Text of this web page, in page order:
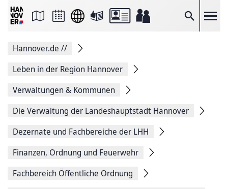
Suche
Seite
Facebook
teilen
Seitenlink
Seite
Hannover.de //
Leben in der Region Hannover
Verwaltungen & Kommunen
Die Verwaltung der Landeshauptstadt Hannover
Dezernate und Fachbereiche der LHH
Finanzen, Ordnung und Feuerwehr
Fachbereich Öffentliche Ordnung